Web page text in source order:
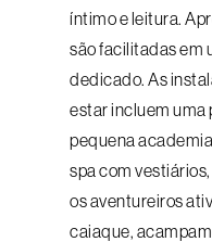
íntimo e leitura.
são facilitadas em
dedicado. As
estar incluem uma
pequena
spa com
os aventureiros
caiaque,